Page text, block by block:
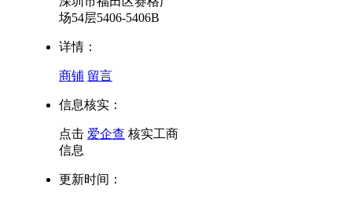
场54层5406-5406B
详情：
商铺 留言
信息核实：
点击 爱企查 核实工商
信息
更新时间：